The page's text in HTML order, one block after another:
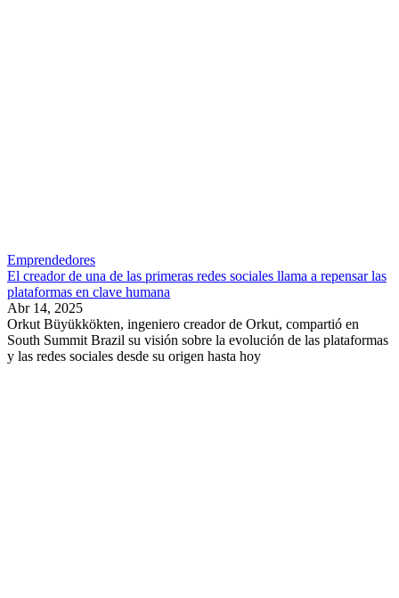
Emprendedores
El creador de una de las primeras redes sociales llama a repensar las
plataformas en clave humana
Abr 14, 2025
Orkut Büyükkökten, ingeniero creador de Orkut, compartió en
South Summit Brazil su visión sobre la evolución de las plataformas
y las redes sociales desde su origen hasta hoy